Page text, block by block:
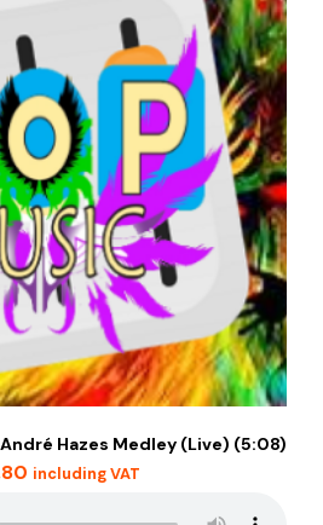
Hazes Medley (Live) (5:08)
including VAT